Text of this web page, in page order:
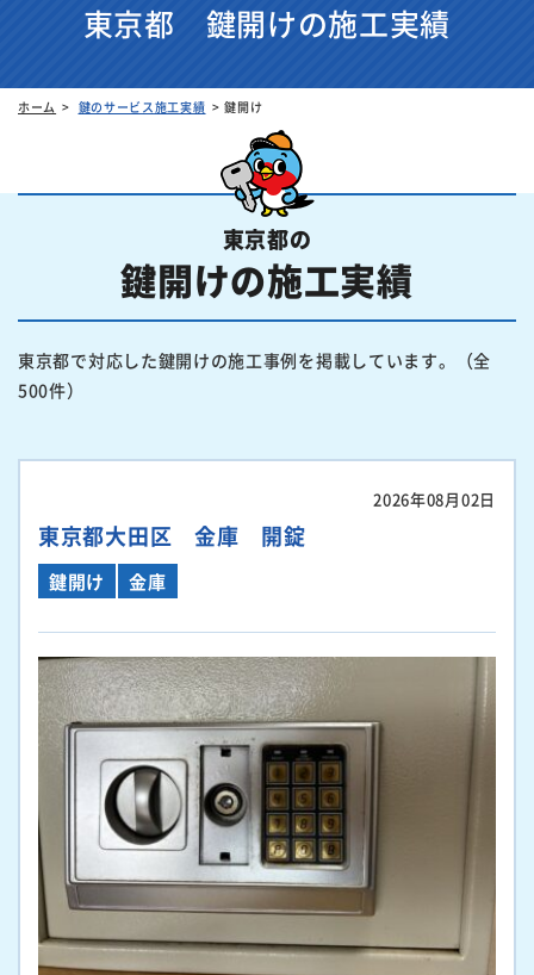
東京都 鍵開けの施工実績
ホーム 鍵のサービス施工実績 鍵開け
東京都の
鍵開けの施工実績
東京都で対応した鍵開けの施工事例を掲載しています。（全
500件）
2026年08月02日
東京都大田区 金庫 開錠
鍵開け 金庫